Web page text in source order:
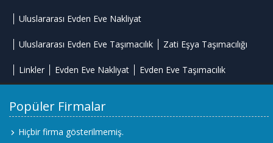
Uluslararası Evden Eve Nakliyat
Uluslararası Evden Eve Taşımacılık Zati Eşya Taşımacılığı
Linkler Evden Eve Nakliyat Evden Eve Taşımacılık
Popüler Firmalar
Hiçbir firma gösterilmemiş.